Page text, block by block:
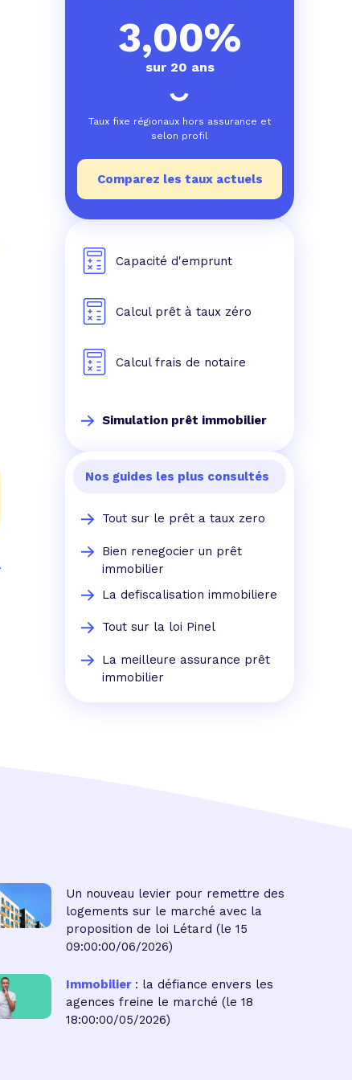
3,00%
sur 20 ans
Taux fixe régionaux hors assurance et
selon profil
Comparez les taux actuels
Capacité d'emprunt
Calcul prêt à taux zéro
Calcul frais de notaire
Simulation prêt immobilier
Nos guides les plus consultés
Tout sur le prêt a taux zero
Bien renegocier un prêt
immobilier
La defiscalisation immobiliere
Tout sur la loi Pinel
La meilleure assurance prêt
immobilier
Un nouveau levier pour remettre des
logements sur le marché avec la
proposition de loi Létard (le 15
09:00:00/06/2026)
Immobilier : la défiance envers les
agences freine le marché (le 18
18:00:00/05/2026)